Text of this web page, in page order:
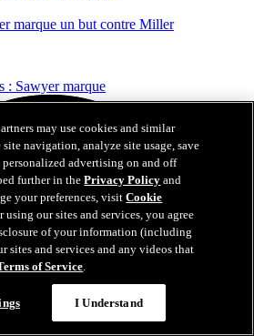
marque un but contre Miller
may use cookies and similar
navigation, analyze site usage, save
personalized advertising on and off
further in thePrivacy Policy and
your preferences, visitCookie
using our sites and services, you agree
of your information (including
sites and services and any videos that
of Service.
I Understand